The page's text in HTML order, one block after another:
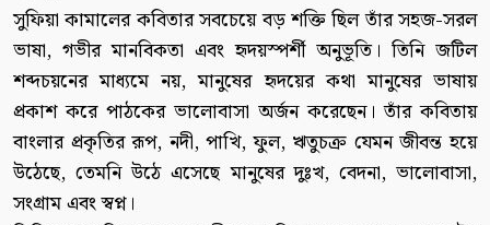
সুফিয়া কামালের কবিতার সবচেয়ে বড় শক্তি ছিল তাঁর সহজ-সরল
ভাষা, গভীর মানবিকতা এবং হৃদয়স্পর্শী অনুভূতি। তিনি জটিল
শব্দচয়নের মাধ্যমে নয়, মানুষের হৃদয়ের কথা মানুষের ভাষায়
প্রকাশ করে পাঠকের ভালোবাসা অর্জন করেছেন। তাঁর কবিতায়
বাংলার প্রকৃতির রূপ, নদী, পাখি, ফুল, ঋতুচক্র যেমন জীবন্ত হয়ে
উঠেছে, তেমনি উঠে এসেছে মানুষের দুঃখ, বেদনা, ভালোবাসা,
সংগ্রাম এবং স্বপ্ন।